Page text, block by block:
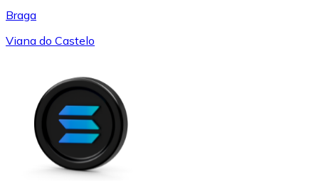
Braga
Viana do Castelo